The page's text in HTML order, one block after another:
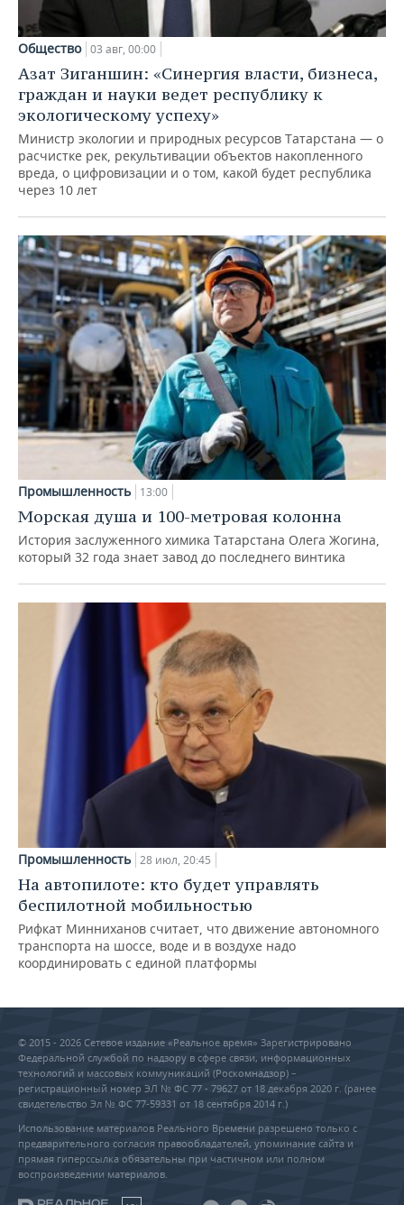
Общество 03 авг, 00:00
Азат Зиганшин: «Синергия власти, бизнеса,
граждан и науки ведет республику к
экологическому успеху»
Министр экологии и природных ресурсов Татарстана — о
расчистке рек, рекультивации объектов накопленного
вреда, о цифровизации и о том, какой будет республика
через 10 лет
Промышленность 13:00
Морская душа и 100-метровая колонна
История заслуженного химика Татарстана Олега Жогина,
который 32 года знает завод до последнего винтика
Промышленность 28 июл, 20:45
На автопилоте: кто будет управлять
беспилотной мобильностью
Рифкат Минниханов считает, что движение автономного
транспорта на шоссе, воде и в воздухе надо
координировать с единой платформы
© 2015 - 2026 Сетевое издание «Реальное время» Зарегистрировано
Федеральной службой по надзору в сфере связи, информационных
технологий и массовых коммуникаций (Роскомнадзор) –
регистрационный номер ЭЛ № ФС 77 - 79627 от 18 декабря 2020 г. (ранее
свидетельство Эл № ФС 77-59331 от 18 сентября 2014 г.)
Использование материалов Реального Времени разрешено только с
предварительного согласия правообладателей, упоминание сайта и
прямая гиперссылка обязательны при частичном или полном
воспроизведении материалов.